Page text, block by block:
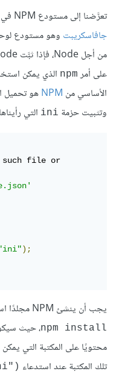
تعرَّضنا إلى مستودع NPM في مقال
جافاسكريبت وهو مستودع
على أمر npm الذي يمكن
الأساسي من NPMهو تحميل
وتثبيت حزمة ini التي
such file or
);
يجب أن ينشئ NPM مجلدًا اسمه
npm install، حيث
محتويًا على المكتبة التي
تلك المكتبة عند استدعاء